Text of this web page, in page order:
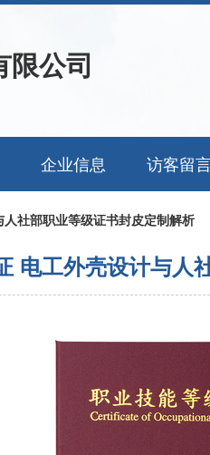
公司
企业信息 访客留
社部职业等级证书封皮定制解析
电工外壳设计与人